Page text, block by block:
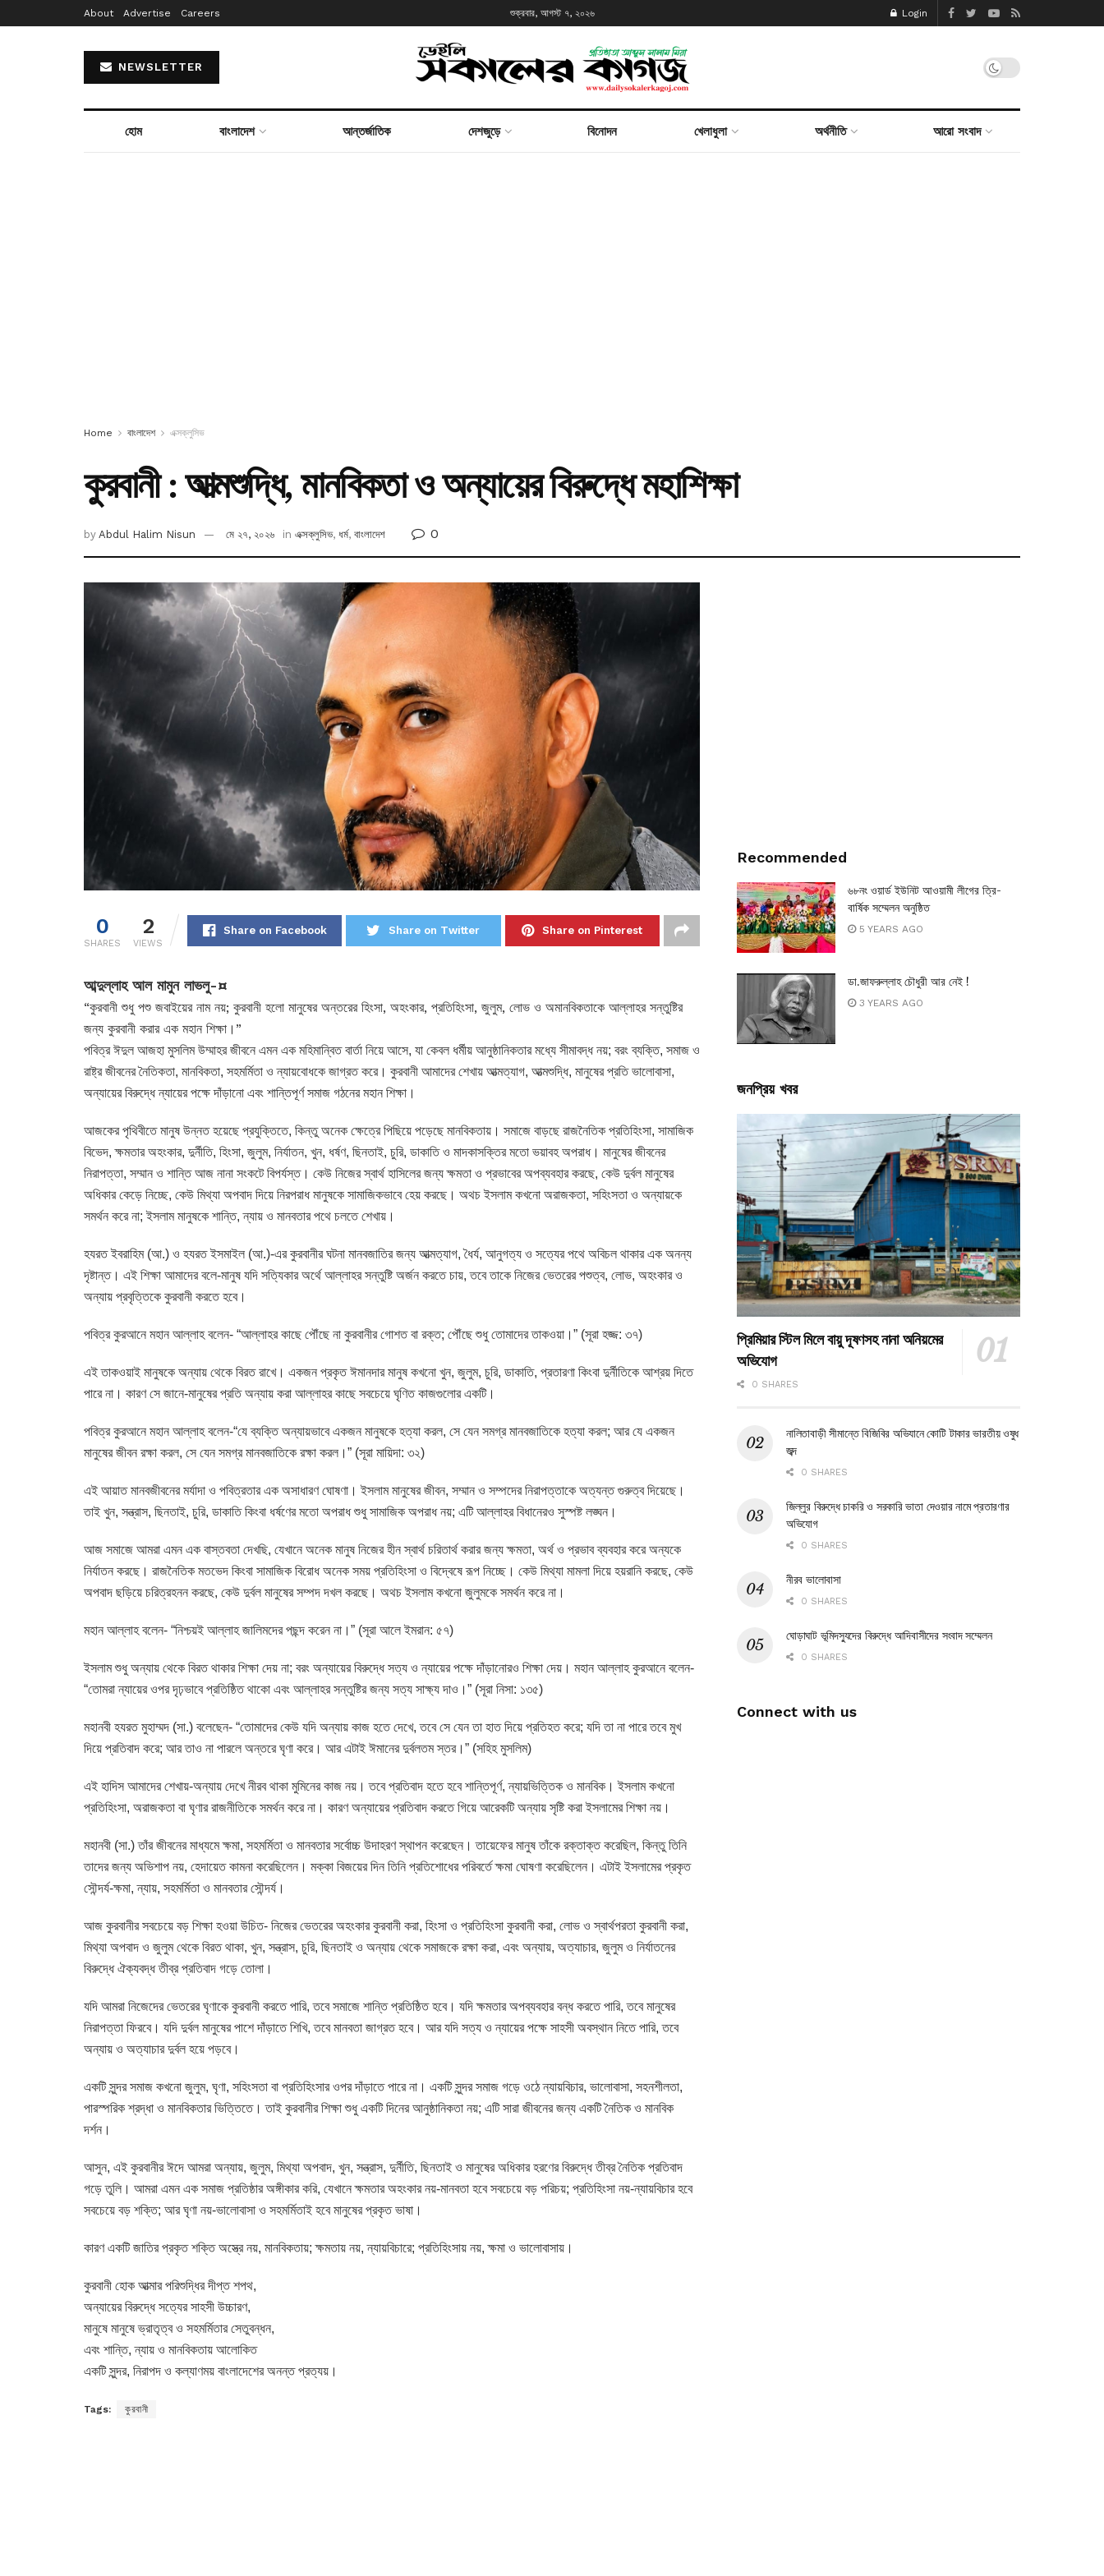
About Advertise Careers শুক্রবার, আগস্ট ৭, ২০২৬ Login
NEWSLETTER
হোম বাংলাদেশ আন্তর্জাতিক দেশজুড়ে বিনোদন খেলাধুলা অর্থনীতি আরো সংবাদ
Home বাংলাদেশ এক্সক্লুসিভ
কুরবানী : আত্মশুদ্ধি, মানবিকতা ও অন্যায়ের বিরুদ্ধে মহাশিক্ষা
by Abdul Halim Nisun মে ২৭, ২০২৬ in এক্সক্লুসিভ, ধর্ম, বাংলাদেশ 0
0
SHARES
2
VIEWS
Share on Facebook Share on Twitter Share on Pinterest
আব্দুল্লাহ আল মামুন লাভলু-¤
“কুরবানী শুধু পশু জবাইয়ের নাম নয়; কুরবানী হলো মানুষের অন্তরের হিংসা, অহংকার, প্রতিহিংসা, জুলুম, লোভ ও অমানবিকতাকে আল্লাহর সন্তুষ্টির
জন্য কুরবানী করার এক মহান শিক্ষা।”
পবিত্র ঈদুল আজহা মুসলিম উম্মাহর জীবনে এমন এক মহিমান্বিত বার্তা নিয়ে আসে, যা কেবল ধর্মীয় আনুষ্ঠানিকতার মধ্যে সীমাবদ্ধ নয়; বরং ব্যক্তি, সমাজ ও
রাষ্ট্র জীবনের নৈতিকতা, মানবিকতা, সহমর্মিতা ও ন্যায়বোধকে জাগ্রত করে। কুরবানী আমাদের শেখায় আত্মত্যাগ, আত্মশুদ্ধি, মানুষের প্রতি ভালোবাসা,
অন্যায়ের বিরুদ্ধে ন্যায়ের পক্ষে দাঁড়ানো এবং শান্তিপূর্ণ সমাজ গঠনের মহান শিক্ষা।
আজকের পৃথিবীতে মানুষ উন্নত হয়েছে প্রযুক্তিতে, কিন্তু অনেক ক্ষেত্রে পিছিয়ে পড়েছে মানবিকতায়। সমাজে বাড়ছে রাজনৈতিক প্রতিহিংসা, সামাজিক
বিভেদ, ক্ষমতার অহংকার, দুর্নীতি, হিংসা, জুলুম, নির্যাতন, খুন, ধর্ষণ, ছিনতাই, চুরি, ডাকাতি ও মাদকাসক্তির মতো ভয়াবহ অপরাধ। মানুষের জীবনের
নিরাপত্তা, সম্মান ও শান্তি আজ নানা সংকটে বিপর্যস্ত। কেউ নিজের স্বার্থ হাসিলের জন্য ক্ষমতা ও প্রভাবের অপব্যবহার করছে, কেউ দুর্বল মানুষের
অধিকার কেড়ে নিচ্ছে, কেউ মিথ্যা অপবাদ দিয়ে নিরপরাধ মানুষকে সামাজিকভাবে হেয় করছে। অথচ ইসলাম কখনো অরাজকতা, সহিংসতা ও অন্যায়কে
সমর্থন করে না; ইসলাম মানুষকে শান্তি, ন্যায় ও মানবতার পথে চলতে শেখায়।
হযরত ইবরাহিম (আ.) ও হযরত ইসমাইল (আ.)-এর কুরবানীর ঘটনা মানবজাতির জন্য আত্মত্যাগ, ধৈর্য, আনুগত্য ও সত্যের পথে অবিচল থাকার এক অনন্য
দৃষ্টান্ত। এই শিক্ষা আমাদের বলে-মানুষ যদি সত্যিকার অর্থে আল্লাহর সন্তুষ্টি অর্জন করতে চায়, তবে তাকে নিজের ভেতরের পশুত্ব, লোভ, অহংকার ও
অন্যায় প্রবৃত্তিকে কুরবানী করতে হবে।
পবিত্র কুরআনে মহান আল্লাহ বলেন- “আল্লাহর কাছে পৌঁছে না কুরবানীর গোশত বা রক্ত; পৌঁছে শুধু তোমাদের তাকওয়া।” (সূরা হজ্জ: ৩৭)
এই তাকওয়াই মানুষকে অন্যায় থেকে বিরত রাখে। একজন প্রকৃত ঈমানদার মানুষ কখনো খুন, জুলুম, চুরি, ডাকাতি, প্রতারণা কিংবা দুর্নীতিকে আশ্রয় দিতে
পারে না। কারণ সে জানে-মানুষের প্রতি অন্যায় করা আল্লাহর কাছে সবচেয়ে ঘৃণিত কাজগুলোর একটি।
পবিত্র কুরআনে মহান আল্লাহ বলেন-“যে ব্যক্তি অন্যায়ভাবে একজন মানুষকে হত্যা করল, সে যেন সমগ্র মানবজাতিকে হত্যা করল; আর যে একজন
মানুষের জীবন রক্ষা করল, সে যেন সমগ্র মানবজাতিকে রক্ষা করল।” (সূরা মায়িদা: ৩২)
এই আয়াত মানবজীবনের মর্যাদা ও পবিত্রতার এক অসাধারণ ঘোষণা। ইসলাম মানুষের জীবন, সম্মান ও সম্পদের নিরাপত্তাকে অত্যন্ত গুরুত্ব দিয়েছে।
তাই খুন, সন্ত্রাস, ছিনতাই, চুরি, ডাকাতি কিংবা ধর্ষণের মতো অপরাধ শুধু সামাজিক অপরাধ নয়; এটি আল্লাহর বিধানেরও সুস্পষ্ট লঙ্ঘন।
আজ সমাজে আমরা এমন এক বাস্তবতা দেখছি, যেখানে অনেক মানুষ নিজের হীন স্বার্থ চরিতার্থ করার জন্য ক্ষমতা, অর্থ ও প্রভাব ব্যবহার করে অন্যকে
নির্যাতন করছে। রাজনৈতিক মতভেদ কিংবা সামাজিক বিরোধ অনেক সময় প্রতিহিংসা ও বিদ্বেষে রূপ নিচ্ছে। কেউ মিথ্যা মামলা দিয়ে হয়রানি করছে, কেউ
অপবাদ ছড়িয়ে চরিত্রহনন করছে, কেউ দুর্বল মানুষের সম্পদ দখল করছে। অথচ ইসলাম কখনো জুলুমকে সমর্থন করে না।
মহান আল্লাহ বলেন- “নিশ্চয়ই আল্লাহ জালিমদের পছন্দ করেন না।” (সূরা আলে ইমরান: ৫৭)
ইসলাম শুধু অন্যায় থেকে বিরত থাকার শিক্ষা দেয় না; বরং অন্যায়ের বিরুদ্ধে সত্য ও ন্যায়ের পক্ষে দাঁড়ানোরও শিক্ষা দেয়। মহান আল্লাহ কুরআনে বলেন-
“তোমরা ন্যায়ের ওপর দৃঢ়ভাবে প্রতিষ্ঠিত থাকো এবং আল্লাহর সন্তুষ্টির জন্য সত্য সাক্ষ্য দাও।” (সূরা নিসা: ১৩৫)
মহানবী হযরত মুহাম্মদ (সা.) বলেছেন- “তোমাদের কেউ যদি অন্যায় কাজ হতে দেখে, তবে সে যেন তা হাত দিয়ে প্রতিহত করে; যদি তা না পারে তবে মুখ
দিয়ে প্রতিবাদ করে; আর তাও না পারলে অন্তরে ঘৃণা করে। আর এটাই ঈমানের দুর্বলতম স্তর।” (সহিহ মুসলিম)
এই হাদিস আমাদের শেখায়-অন্যায় দেখে নীরব থাকা মুমিনের কাজ নয়। তবে প্রতিবাদ হতে হবে শান্তিপূর্ণ, ন্যায়ভিত্তিক ও মানবিক। ইসলাম কখনো
প্রতিহিংসা, অরাজকতা বা ঘৃণার রাজনীতিকে সমর্থন করে না। কারণ অন্যায়ের প্রতিবাদ করতে গিয়ে আরেকটি অন্যায় সৃষ্টি করা ইসলামের শিক্ষা নয়।
মহানবী (সা.) তাঁর জীবনের মাধ্যমে ক্ষমা, সহমর্মিতা ও মানবতার সর্বোচ্চ উদাহরণ স্থাপন করেছেন। তায়েফের মানুষ তাঁকে রক্তাক্ত করেছিল, কিন্তু তিনি
তাদের জন্য অভিশাপ নয়, হেদায়েত কামনা করেছিলেন। মক্কা বিজয়ের দিন তিনি প্রতিশোধের পরিবর্তে ক্ষমা ঘোষণা করেছিলেন। এটাই ইসলামের প্রকৃত
সৌন্দর্য-ক্ষমা, ন্যায়, সহমর্মিতা ও মানবতার সৌন্দর্য।
আজ কুরবানীর সবচেয়ে বড় শিক্ষা হওয়া উচিত- নিজের ভেতরের অহংকার কুরবানী করা, হিংসা ও প্রতিহিংসা কুরবানী করা, লোভ ও স্বার্থপরতা কুরবানী করা,
মিথ্যা অপবাদ ও জুলুম থেকে বিরত থাকা, খুন, সন্ত্রাস, চুরি, ছিনতাই ও অন্যায় থেকে সমাজকে রক্ষা করা, এবং অন্যায়, অত্যাচার, জুলুম ও নির্যাতনের
বিরুদ্ধে ঐক্যবদ্ধ তীব্র প্রতিবাদ গড়ে তোলা।
যদি আমরা নিজেদের ভেতরের ঘৃণাকে কুরবানী করতে পারি, তবে সমাজে শান্তি প্রতিষ্ঠিত হবে। যদি ক্ষমতার অপব্যবহার বন্ধ করতে পারি, তবে মানুষের
নিরাপত্তা ফিরবে। যদি দুর্বল মানুষের পাশে দাঁড়াতে শিখি, তবে মানবতা জাগ্রত হবে। আর যদি সত্য ও ন্যায়ের পক্ষে সাহসী অবস্থান নিতে পারি, তবে
অন্যায় ও অত্যাচার দুর্বল হয়ে পড়বে।
একটি সুন্দর সমাজ কখনো জুলুম, ঘৃণা, সহিংসতা বা প্রতিহিংসার ওপর দাঁড়াতে পারে না। একটি সুন্দর সমাজ গড়ে ওঠে ন্যায়বিচার, ভালোবাসা, সহনশীলতা,
পারস্পরিক শ্রদ্ধা ও মানবিকতার ভিত্তিতে। তাই কুরবানীর শিক্ষা শুধু একটি দিনের আনুষ্ঠানিকতা নয়; এটি সারা জীবনের জন্য একটি নৈতিক ও মানবিক
দর্শন।
আসুন, এই কুরবানীর ঈদে আমরা অন্যায়, জুলুম, মিথ্যা অপবাদ, খুন, সন্ত্রাস, দুর্নীতি, ছিনতাই ও মানুষের অধিকার হরণের বিরুদ্ধে তীব্র নৈতিক প্রতিবাদ
গড়ে তুলি। আমরা এমন এক সমাজ প্রতিষ্ঠার অঙ্গীকার করি, যেখানে ক্ষমতার অহংকার নয়-মানবতা হবে সবচেয়ে বড় পরিচয়; প্রতিহিংসা নয়-ন্যায়বিচার হবে
সবচেয়ে বড় শক্তি; আর ঘৃণা নয়-ভালোবাসা ও সহমর্মিতাই হবে মানুষের প্রকৃত ভাষা।
কারণ একটি জাতির প্রকৃত শক্তি অস্ত্রে নয়, মানবিকতায়; ক্ষমতায় নয়, ন্যায়বিচারে; প্রতিহিংসায় নয়, ক্ষমা ও ভালোবাসায়।
কুরবানী হোক আত্মার পরিশুদ্ধির দীপ্ত শপথ,
অন্যায়ের বিরুদ্ধে সত্যের সাহসী উচ্চারণ,
মানুষে মানুষে ভ্রাতৃত্ব ও সহমর্মিতার সেতুবন্ধন,
এবং শান্তি, ন্যায় ও মানবিকতায় আলোকিত
একটি সুন্দর, নিরাপদ ও কল্যাণময় বাংলাদেশের অনন্ত প্রত্যয়।
Tags: কুরবানী
Recommended
৬৮নং ওয়ার্ড ইউনিট আওয়ামী লীগের ত্রি-
বার্ষিক সম্মেলন অনুষ্ঠিত
5 YEARS AGO
ডা.জাফরুল্লাহ চৌধুরী আর নেই !
3 YEARS AGO
জনপ্রিয় খবর
প্রিমিয়ার স্টিল মিলে বায়ু দূষণসহ নানা অনিয়মের
অভিযোগ
0 SHARES
নালিতাবাড়ী সীমান্তে বিজিবির অভিযানে কোটি টাকার ভারতীয় ওষুধ
জব্দ
0 SHARES
জিল্লুর বিরুদ্ধে চাকরি ও সরকারি ভাতা দেওয়ার নামে প্রতারণার
অভিযোগ
0 SHARES
নীরব ভালোবাসা
0 SHARES
ঘোড়াঘাট ভূমিদস্যুদের বিরুদ্ধে আদিবাসীদের সংবাদ সম্মেলন
0 SHARES
Connect with us